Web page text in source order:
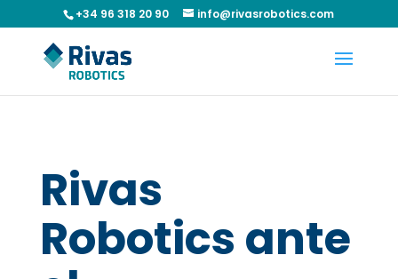
+34 96 318 20 90 info@rivasrobotics.com
Rivas
Robotics ante